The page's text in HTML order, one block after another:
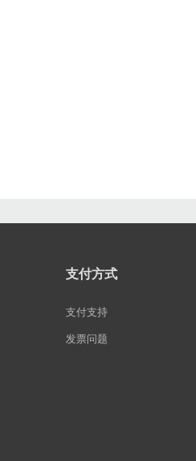
支付方式
支付支持
发票问题